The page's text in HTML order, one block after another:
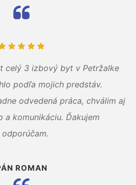
celý 3 izbový byt v Petržalke
podľa mojich predstáv.
odvedená práca, chválim aj
a komunikáciu. Ďakujem
odporúčam.
ROMAN